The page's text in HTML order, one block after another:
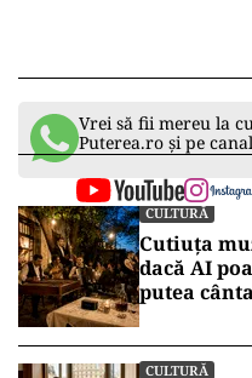
Vrei să fii mereu la
Puterea.ro și pe
CULTURĂ
Cutiuța
dacă AI
putea
CULTURĂ